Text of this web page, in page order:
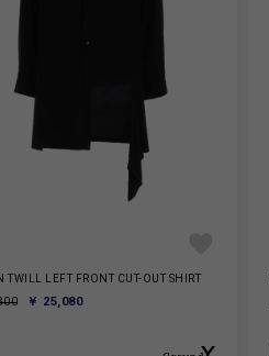
TWILL LEFT FRONT CUT-OUT SHIRT
￥ 25,080